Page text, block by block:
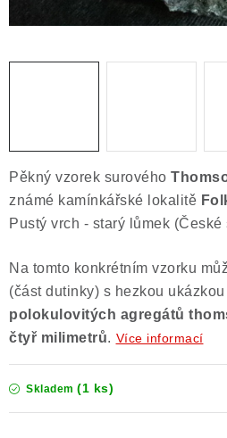
Ochrana osobních údajů
Výkup minerálů a drahých kamenů
Formulář pro odstoupení od
Poučení o právu na odstoupení od
Pěkný vzorek surového
známé kamínkářské lokalitě
Pustý vrch - starý lůmek (České
Na tomto konkrétním vzorku
(část dutinky) s hezkou ukázkou
polokulovitých agregátů
čtyř milimetrů. Více informací
Skladem (1 ks)